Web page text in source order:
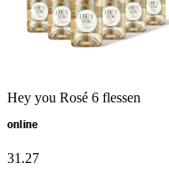
Hey you Rosé 6 flessen
online
31 .27